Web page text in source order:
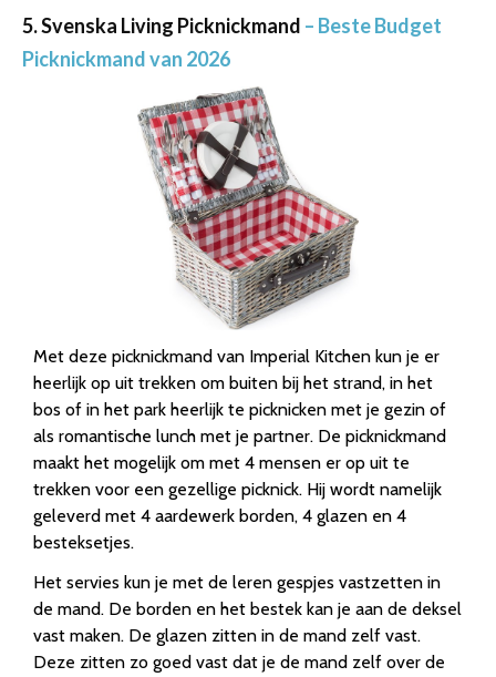
5. Svenska Living Picknickmand – Beste Budget
Picknickmand van 2026
Met deze picknickmand van Imperial Kitchen kun je er
heerlijk op uit trekken om buiten bij het strand, in het
bos of in het park heerlijk te picknicken met je gezin of
als romantische lunch met je partner. De picknickmand
maakt het mogelijk om met 4 mensen er op uit te
trekken voor een gezellige picknick. Hij wordt namelijk
geleverd met 4 aardewerk borden, 4 glazen en 4
besteksetjes.
Het servies kun je met de leren gespjes vastzetten in
de mand. De borden en het bestek kan je aan de deksel
vast maken. De glazen zitten in de mand zelf vast.
Deze zitten zo goed vast dat je de mand zelf over de